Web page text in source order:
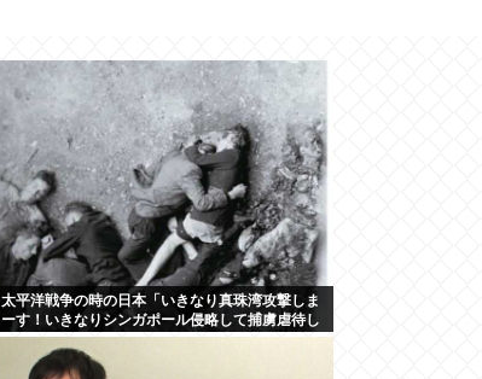
太平洋戦争の時の日本「いきなり真珠湾攻撃しま
ーす！いきなりシンガポール侵略して捕虜虐待し
まーす！」